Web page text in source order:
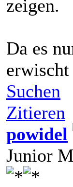
zeigen.
Da es
erwischt
Suchen
Zitieren
powidel
Junior